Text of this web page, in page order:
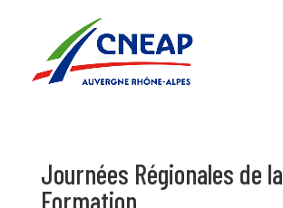
Journées Régionales de la
Formation